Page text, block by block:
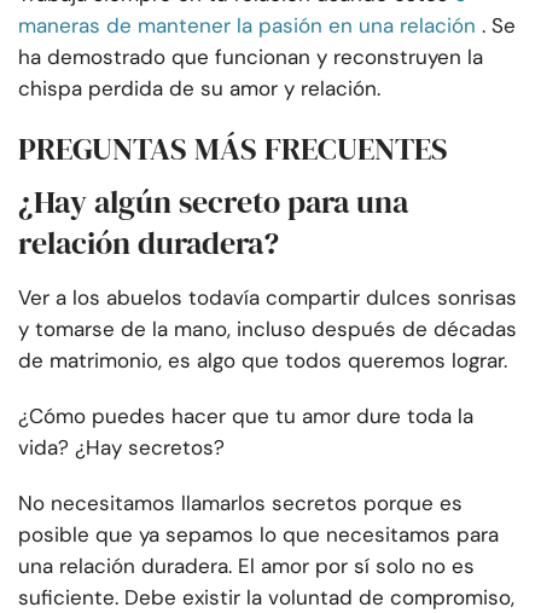
maneras de mantener la pasión en una relación . Se
ha demostrado que funcionan y reconstruyen la
chispa perdida de su amor y relación.
PREGUNTAS MÁS FRECUENTES
¿Hay algún secreto para una
relación duradera?
Ver a los abuelos todavía compartir dulces sonrisas
y tomarse de la mano, incluso después de décadas
de matrimonio, es algo que todos queremos lograr.
¿Cómo puedes hacer que tu amor dure toda la
vida? ¿Hay secretos?
No necesitamos llamarlos secretos porque es
posible que ya sepamos lo que necesitamos para
una relación duradera. El amor por sí solo no es
suficiente. Debe existir la voluntad de compromiso,